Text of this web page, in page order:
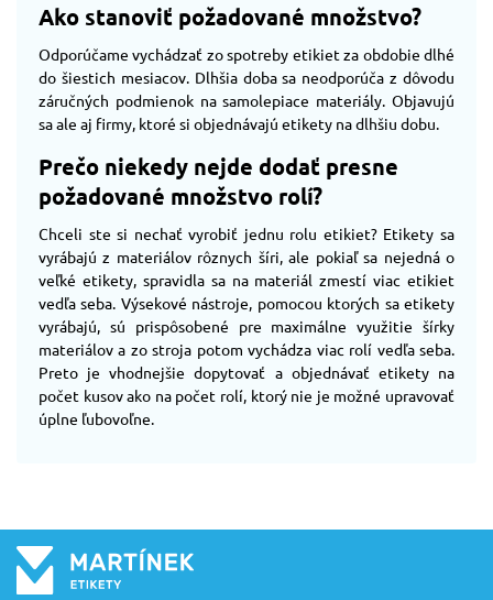
Ako stanoviť požadované množstvo?
Odporúčame vychádzať zo spotreby etikiet za obdobie dlhé
do šiestich mesiacov. Dlhšia doba sa neodporúča z dôvodu
záručných podmienok na samolepiace materiály. Objavujú
sa ale aj firmy, ktoré si objednávajú etikety na dlhšiu dobu.
Prečo niekedy nejde dodať presne
požadované množstvo rolí?
Chceli ste si nechať vyrobiť jednu rolu etikiet? Etikety sa
vyrábajú z materiálov rôznych šíri, ale pokiaľ sa nejedná o
veľké etikety, spravidla sa na materiál zmestí viac etikiet
vedľa seba. Výsekové nástroje, pomocou ktorých sa etikety
vyrábajú, sú prispôsobené pre maximálne využitie šírky
materiálov a zo stroja potom vychádza viac rolí vedľa seba.
Preto je vhodnejšie dopytovať a objednávať etikety na
počet kusov ako na počet rolí, ktorý nie je možné upravovať
úplne ľubovoľne.